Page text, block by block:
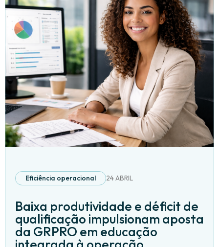
Eficiência operacional 24 ABRIL
Baixa produtividade e déficit de
qualificação impulsionam aposta
da GRPRO em educação